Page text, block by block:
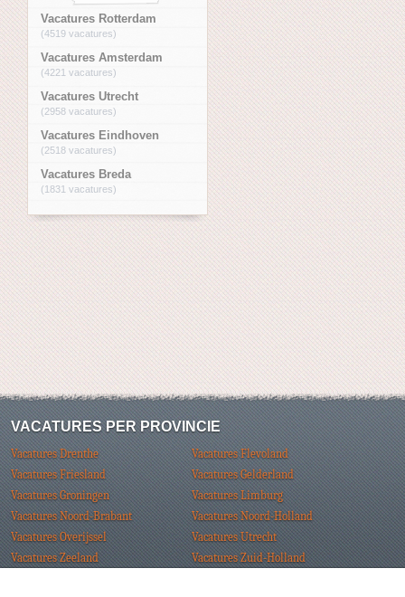
Vacatures Rotterdam
(4519 vacatures)
Vacatures Amsterdam
(4221 vacatures)
Vacatures Utrecht
(2958 vacatures)
Vacatures Eindhoven
(2518 vacatures)
Vacatures Breda
(1831 vacatures)
VACATURES PER PROVINCIE
Vacatures Drenthe
Vacatures Flevoland
Vacatures Friesland
Vacatures Gelderland
Vacatures Groningen
Vacatures Limburg
Vacatures Noord-Brabant
Vacatures Noord-Holland
Vacatures Overijssel
Vacatures Utrecht
Vacatures Zeeland
Vacatures Zuid-Holland